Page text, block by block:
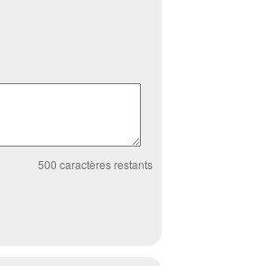
500 caractères restants